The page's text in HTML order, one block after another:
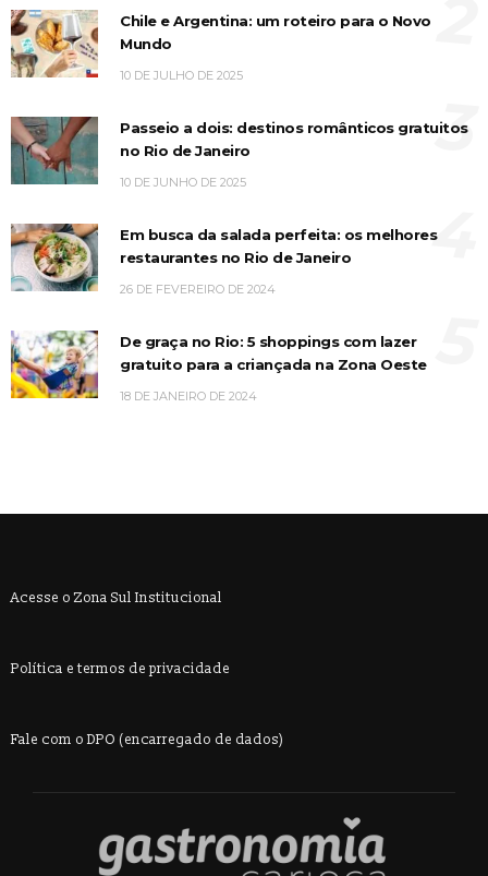
Chile e Argentina: um roteiro para o Novo
Mundo
10 DE JULHO DE 2025
Passeio a dois: destinos românticos gratuitos
no Rio de Janeiro
10 DE JUNHO DE 2025
3
Em busca da salada perfeita: os melhores
restaurantes no Rio de Janeiro
26 DE FEVEREIRO DE 2024
4
De graça no Rio: 5 shoppings com lazer
gratuito para a criançada na Zona Oeste
18 DE JANEIRO DE 2024
Acesse o Zona Sul Institucional
Política e termos de privacidade
Fale com o DPO (encarregado de dados)